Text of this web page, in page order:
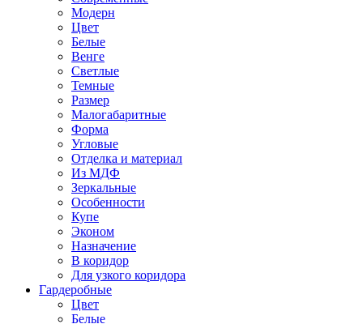
Модерн
Цвет
Белые
Венге
Светлые
Темные
Размер
Малогабаритные
Форма
Угловые
Отделка и материал
Из МДФ
Зеркальные
Особенности
Купе
Эконом
Назначение
В коридор
Для узкого коридора
Гардеробные
Цвет
Белые